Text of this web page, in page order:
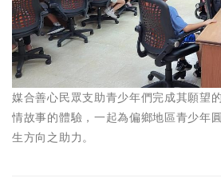
媒合善心民眾支助青少年們完成其願望
情故事的體驗，一起為偏鄉地區青少年
生方向之助力。